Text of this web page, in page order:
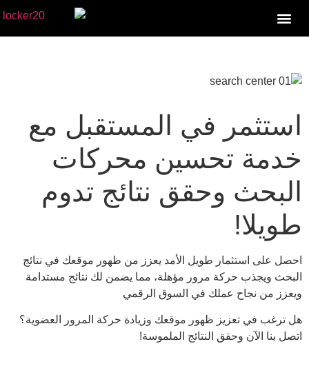
في المستقبل مع
تحسين محركات
وحقق نتائج تدوم
طويل الأمد يعزز من ظهور موقعك في نتائج
مرور مؤهلة، مما يضمن لك نتائج مستدامة
عملك في السوق الرقمي
ظهور موقعك وزيادة حركة المرور العضوية؟
النتائج الملموسة!